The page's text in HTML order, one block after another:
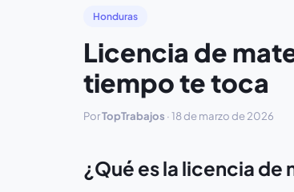
Honduras
Licencia de
tiempo te toca
PorTopTrabajos ·18 de marzo de 2026
¿Qué es la licencia de